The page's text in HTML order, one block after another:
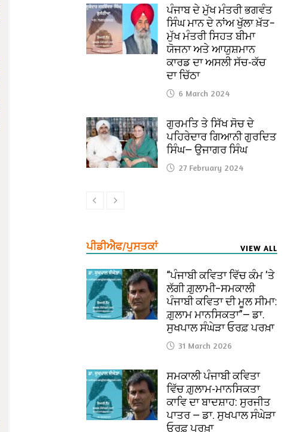
ਪੰਜਾਬ ਦੇ ਮੁੱਖ ਮੰਤਰੀ ਭਗਵੰਤ
ਸਿੰਘ ਮਾਨ ਦੇ ਨਾਂਅ ਖੁੱਲਾ ਖ਼ੱਤ–
ਮੁੱਖ ਮੰਤਰੀ ਸਿਹਤ ਬੀਮਾ
ਯੋਜਨਾ ਅਤੇ ਆਯੁਸ਼ਮਾਨ
ਕਾਰਡ ਦਾ ਅਸਲੀ ਸੱਚ-ਕੱਚ
ਦਾ ਚਿੱਠਾ
6 March 2024
ਗੁਰਮਤਿ ਤੇ ਸਿੱਖ ਸੋਚ ਦੇ
ਪਹਿਰੇਦਾਰ ਗਿਆਨੀ ਗੁਰਦਿਤ
ਸਿੰਘ— ਉਜਾਗਰ ਸਿੰਘ
27 February 2024
ਪੀਡੀਐਫ/ਪੁਸਤਕਾਂ VIEW ALL
“ਪੰਜਾਬੀ ਕਵਿਤਾ ਵਿੱਚ ਕੰਮ ‘ਤੇ
ਲੱਗੀ ਗ਼ੁਲਾਮੀ–ਸਮਕਾਲੀ
ਪੰਜਾਬੀ ਕਵਿਤਾ ਦੀ ਮੂਲ ਸੀਮਾ:
ਗ਼ੁਲਾਮ ਮਾਨਸਿਕਤਾ”— ਡਾ.
ਸੁਖਪਾਲ ਸੰਘੇੜਾ ਓਰਫ਼ ਪਰਖ਼ਾ
31 March 2026
ਸਮਕਾਲੀ ਪੰਜਾਬੀ ਕਵਿਤਾ
ਵਿੱਚ ਗ਼ੁਲਾਮ-ਮਾਨਸਿਕਤਾ
ਕਾਵਿ ਦਾ ਬਾਦਸ਼ਾਹ: ਸੁਰਜੀਤ
ਪਾਤਰ — ਡਾ. ਸੁਖਪਾਲ ਸੰਘੇੜਾ
ਓਰਫ਼ ਪਰਖ਼ਾ